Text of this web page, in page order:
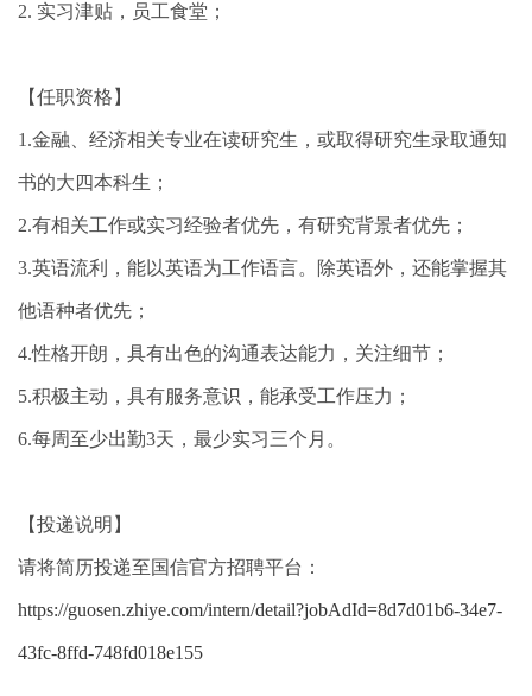
2. 实习津贴，员工食堂；
【任职资格】
1.金融、经济相关专业在读研究生，或取得研究生录取通知
书的大四本科生；
2.有相关工作或实习经验者优先，有研究背景者优先；
3.英语流利，能以英语为工作语言。除英语外，还能掌握其
他语种者优先；
4.性格开朗，具有出色的沟通表达能力，关注细节；
5.积极主动，具有服务意识，能承受工作压力；
6.每周至少出勤3天，最少实习三个月。
【投递说明】
请将简历投递至国信官方招聘平台：
https://guosen.zhiye.com/intern/detail?jobAdId=8d7d01b6-34e7-
43fc-8ffd-748fd018e155